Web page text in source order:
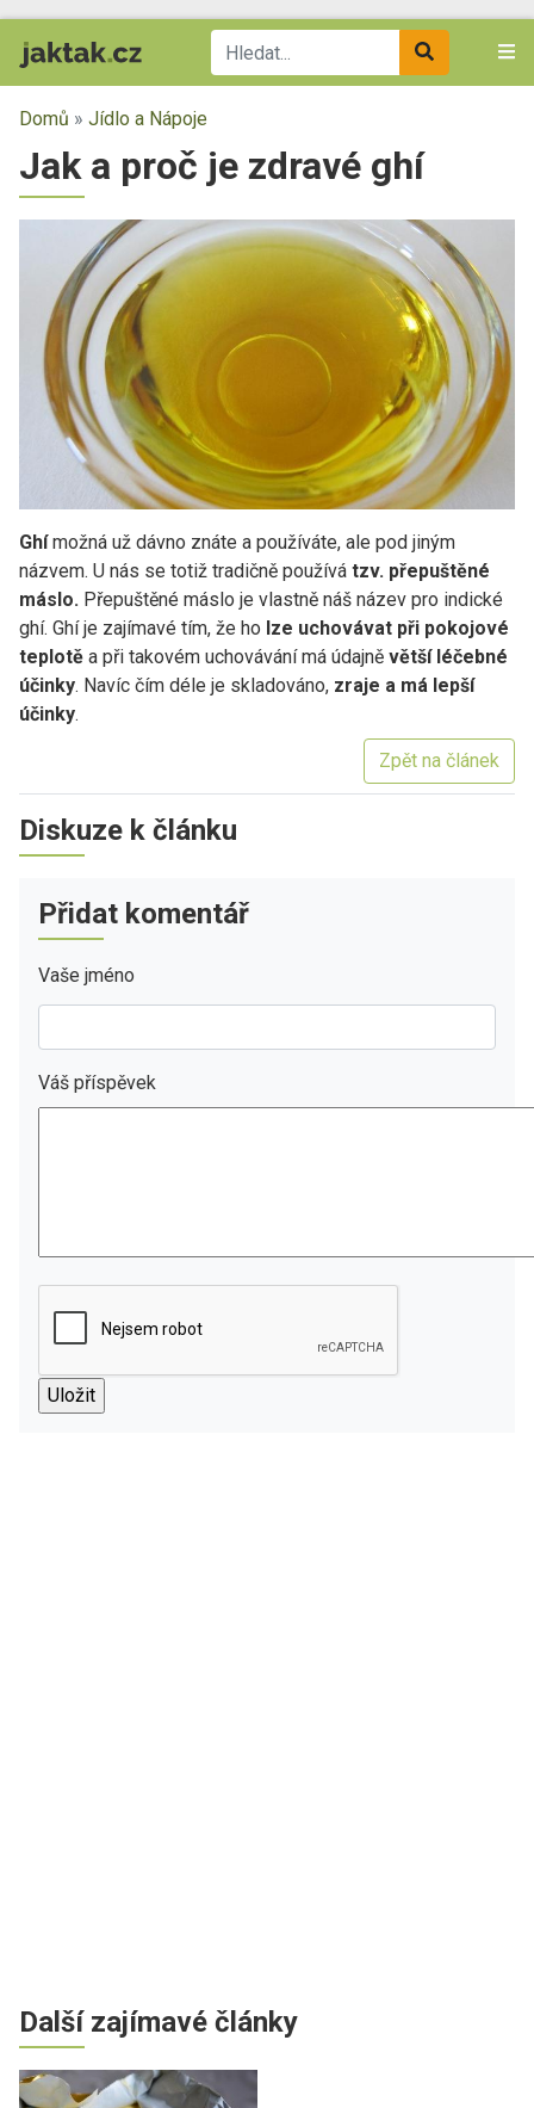
Domů » Jídlo a Nápoje
Jak a proč je zdravé ghí
Ghímožná už dávno znáte a používáte, ale pod jiným
názvem. U nás se totiž tradičně používá tzv. přepuštěné
máslo. Přepuštěné máslo je vlastně náš název pro indické
ghí. Ghí je zajímavé tím, že ho lze uchovávat při pokojové
teplotě a při takovém uchovávání má údajně větší léčebné
účinky. Navíc čím déle je skladováno, zraje a má lepší
účinky.
Zpět na článek
Diskuze k článku
Přidat komentář
Vaše jméno
Váš příspěvek
Další zajímavé články